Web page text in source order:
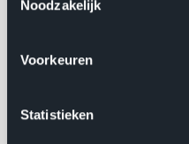
gebruiksvriendelijker
tonen ons de pagina’s
u heeft gevolgd zodat
Noodzakelijk
Voorkeuren
Statistieken
Benieuwd naar de
consultants? Bekijk hier